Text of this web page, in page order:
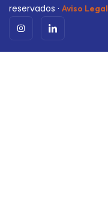
reservados · Aviso Legal